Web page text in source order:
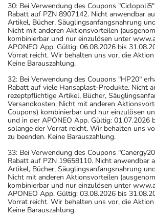
30: Bei Verwendung des Coupons
Rabatt auf PZN 8907142. Nicht anwendbar
Artikel, Bücher, Säuglingsanfangsnahrung
Nicht mit anderen Aktionsvorteilen
kombinierbar und nur einzulösen unter
APONEO App. Gültig: 06.08.2026 bis
Vorrat reicht. Wir behalten uns vor, die
Keine Barauszahlung.
32: Bei Verwendung des Coupons "HP20"
Rabatt auf viele Hansaplast-Produkte. Nicht
rezeptpflichtige Artikel, Bücher,
Versandkosten. Nicht mit anderen
Coupons) kombinierbar und nur einzulösen
und in der APONEO App. Gültig: 01.07.2026
solange der Vorrat reicht. Wir behalten uns
zu beenden. Keine Barauszahlung.
33: Bei Verwendung des Coupons
Rabatt auf PZN 19658110. Nicht anwendbar
Artikel, Bücher, Säuglingsanfangsnahrung
Nicht mit anderen Aktionsvorteilen
kombinierbar und nur einzulösen unter
APONEO App. Gültig: 03.08.2026 bis
Vorrat reicht. Wir behalten uns vor, die
Keine Barauszahlung.